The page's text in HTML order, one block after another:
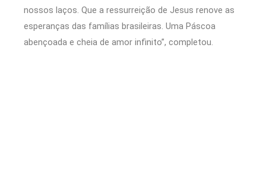
nossos laços. Que a ressurreição de Jesus renove as
esperanças das famílias brasileiras. Uma Páscoa
abençoada e cheia de amor infinito”, completou.